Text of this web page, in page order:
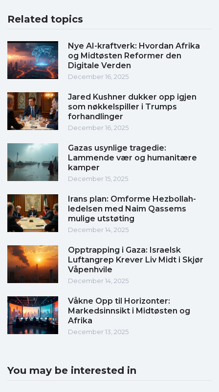
Related topics
Nye AI-kraftverk: Hvordan Afrika
og Midtøsten Reformer den
Digitale Verden
December 16, 2025
Jared Kushner dukker opp igjen
som nøkkelspiller i Trumps
forhandlinger
December 16, 2025
Gazas usynlige tragedie:
Lammende vær og humanitære
kamper
December 15, 2025
Irans plan: Omforme Hezbollah-
ledelsen med Naim Qassems
mulige utstøting
December 14, 2025
Opptrapping i Gaza: Israelsk
Luftangrep Krever Liv Midt i Skjør
Våpenhvile
December 14, 2025
Våkne Opp til Horizonter:
Markedsinnsikt i Midtøsten og
Afrika
December 13, 2025
You may be interested in